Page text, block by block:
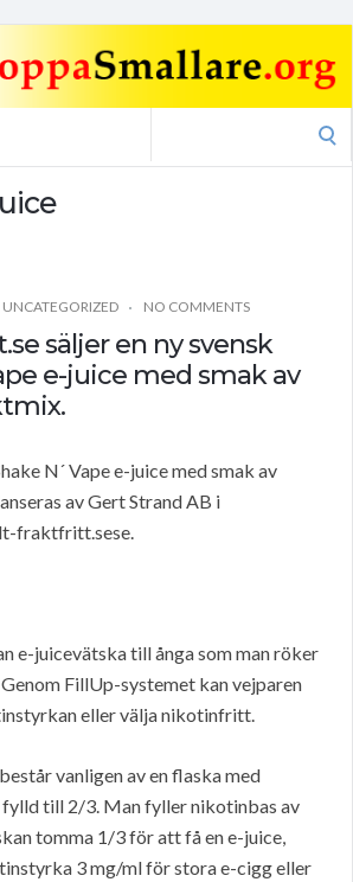
UNCATEGORIZED NO COMMENTS
säljer en ny svensk
e-juice med smak av
N´ Vape e-juice med smak av
av Gert Strand AB i
fraktfritt.sese.
e-juicevätska till ånga som man röker
FillUp-systemet kan vejparen
eller välja nikotinfritt.
vanligen av en flaska med
fylld till 2/3. Man fyller nikotinbas av
tomma 1/3 för att få en e-juice,
3 mg/ml för stora e-cigg eller